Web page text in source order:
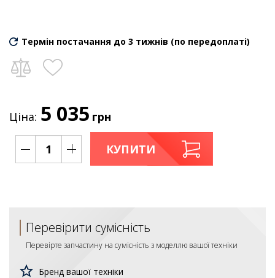
Термін постачання до 3 тижнів (по передоплаті)
Ціна: 5 035 грн
КУПИТИ
Перевірити сумісність
Перевірте запчастину на сумісність з моделлю вашої техніки
Бренд вашої техніки